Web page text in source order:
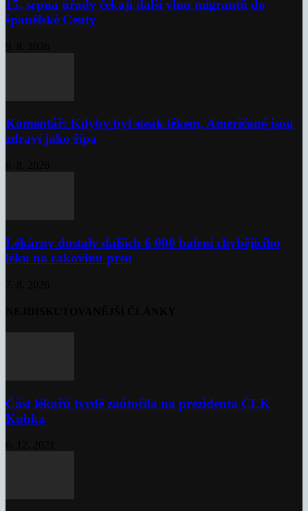
15. srpna úřady čekají další vlnu migrantů do
španělské Ceuty
Komentář: Kdyby byl steak lékem, Američané jsou
zdraví jako řípa
Lékárny dostaly dalších 6 000 balení chybějícího
léku na rakovinu prsu
Část lékařů tvrdě zaútočila na prezidenta ČLK
Kubka